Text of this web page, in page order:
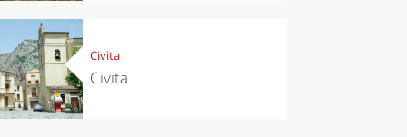
UMBRIA
VALLE D'AOSTA
VENETO
Civita
Civita